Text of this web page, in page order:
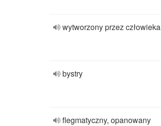
wytworzony przez człowieka
bystry
flegmatyczny, opanowany